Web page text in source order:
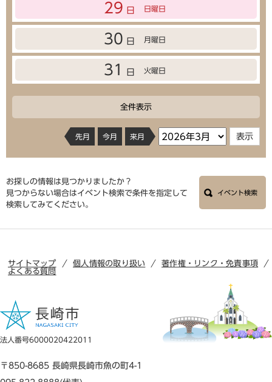
29 日 日曜日
30 日 月曜日
31 日 火曜日
全件表示
先月 今月 来月
お探しの情報は見つかりましたか？
見つからない場合はイベント検索で条件を指定して
検索してみてください。
イベント検索
サイトマップ 個人情報の取り扱い
著作権・リンク・免責事項
よくある質問
法人番号6000020422011
〒850-8685 長崎県長崎市魚の町4-1